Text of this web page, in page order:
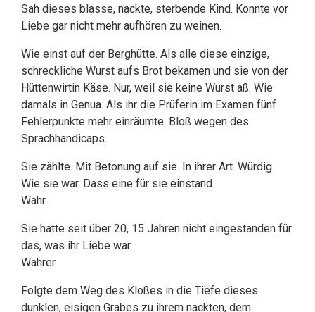
Sah dieses blasse, nackte, sterbende Kind. Konnte vor
Liebe gar nicht mehr aufhören zu weinen.
Wie einst auf der Berghütte. Als alle diese einzige,
schreckliche Wurst aufs Brot bekamen und sie von der
Hüttenwirtin Käse. Nur, weil sie keine Wurst aß. Wie
damals in Genua. Als ihr die Prüferin im Examen fünf
Fehlerpunkte mehr einräumte. Bloß wegen des
Sprachhandicaps.
Sie zählte. Mit Betonung auf sie. In ihrer Art. Würdig.
Wie sie war. Dass eine für sie einstand.
Wahr.
Sie hatte seit über 20, 15 Jahren nicht eingestanden für
das, was ihr Liebe war.
Wahrer.
Folgte dem Weg des Kloßes in die Tiefe dieses
dunklen, eisigen Grabes zu ihrem nackten, dem